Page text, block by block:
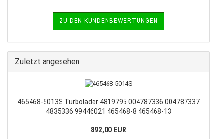
ZU DEN KUNDENBEWERTUNGEN
Zuletzt angesehen
465468-5013S Turbolader 4819795 004787336 004787337
4835336 99446021 465468-8 465468-13
892,00 EUR